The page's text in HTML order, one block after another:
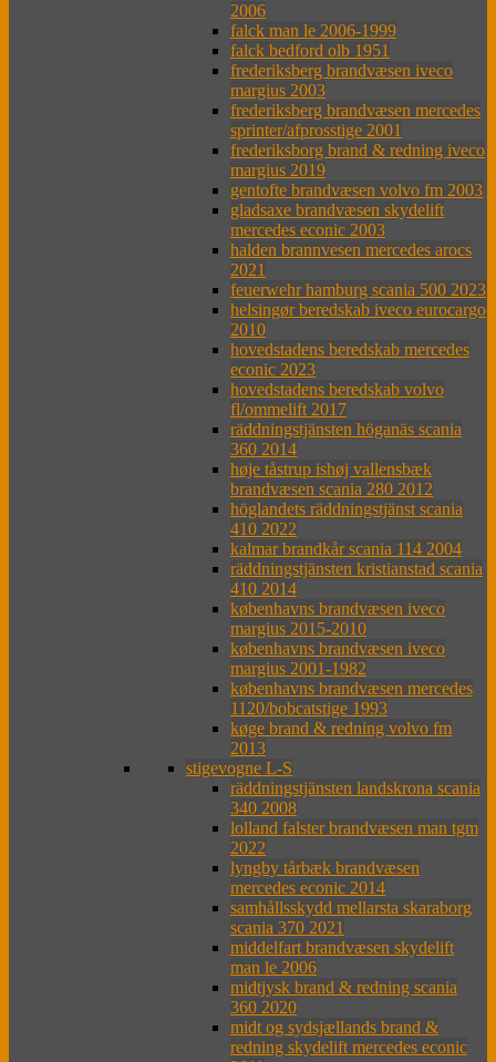
2006
falck man le 2006-1999
falck bedford olb 1951
frederiksberg brandvæsen iveco
margius 2003
frederiksberg brandvæsen mercedes
sprinter/afprosstige 2001
frederiksborg brand & redning iveco
margius 2019
gentofte brandvæsen volvo fm 2003
gladsaxe brandvæsen skydelift
mercedes econic 2003
halden brannvesen mercedes arocs
2021
feuerwehr hamburg scania 500 2023
helsingør beredskab iveco eurocargo
2010
hovedstadens beredskab mercedes
econic 2023
hovedstadens beredskab volvo
fl/ommelift 2017
räddningstjänsten höganäs scania
360 2014
høje tåstrup ishøj vallensbæk
brandvæsen scania 280 2012
höglandets räddningstjänst scania
410 2022
kalmar brandkår scania 114 2004
räddningstjänsten kristianstad scania
410 2014
københavns brandvæsen iveco
margius 2015-2010
københavns brandvæsen iveco
margius 2001-1982
københavns brandvæsen mercedes
1120/bobcatstige 1993
køge brand & redning volvo fm
2013
stigevogne L-S
räddningstjänsten landskrona scania
340 2008
lolland falster brandvæsen man tgm
2022
lyngby tårbæk brandvæsen
mercedes econic 2014
samhållsskydd mellarsta skaraborg
scania 370 2021
middelfart brandvæsen skydelift
man le 2006
midtjysk brand & redning scania
360 2020
midt og sydsjællands brand &
redning skydelift mercedes econic